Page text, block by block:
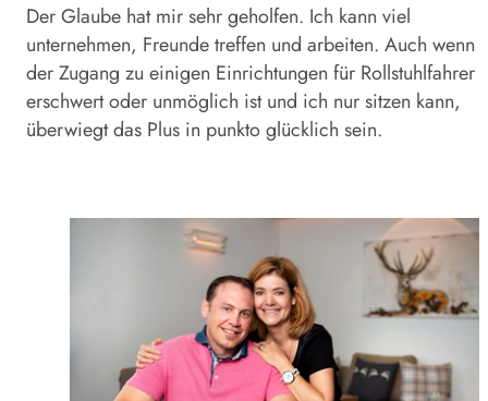
Der Glaube hat mir sehr geholfen. Ich kann viel
unternehmen, Freunde treffen und arbeiten. Auch wenn
der Zugang zu einigen Einrichtungen für Rollstuhlfahrer
erschwert oder unmöglich ist und ich nur sitzen kann,
überwiegt das Plus in punkto glücklich sein.